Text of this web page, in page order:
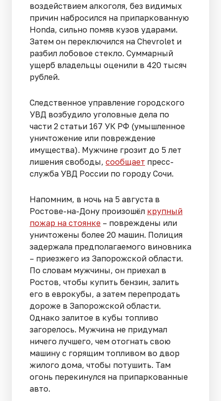
воздействием алкоголя, без видимых
причин набросился на припаркованную
Honda, сильно помяв кузов ударами.
Затем он переключился на Chevrolet и
разбил лобовое стекло. Суммарный
ущерб владельцы оценили в 420 тысяч
рублей.
Следственное управление городского
УВД возбудило уголовные дела по
части 2 статьи 167 УК РФ (умышленное
уничтожение или повреждение
имущества). Мужчине грозит до 5 лет
лишения свободы, сообщает пресс-
служба УВД России по городу Сочи.
Напомним, в ночь на 5 августа в
Ростове-на-Дону произошёл крупный
пожар на стоянке – повреждены или
уничтожены более 20 машин. Полиция
задержала предполагаемого виновника
– приезжего из Запорожской области.
По словам мужчины, он приехал в
Ростов, чтобы купить бензин, залить
его в еврокубы, а затем перепродать
дороже в Запорожской области.
Однако залитое в кубы топливо
загорелось. Мужчина не придумал
ничего лучшего, чем отогнать свою
машину с горящим топливом во двор
жилого дома, чтобы потушить. Там
огонь перекинулся на припаркованные
авто.